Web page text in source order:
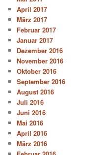
April 2017
März 2017
Februar 2017
Januar 2017
Dezember 2016
November 2016
Oktober 2016
September 2016
August 2016
Juli 2016
Juni 2016
Mai 2016
April 2016
März 2016